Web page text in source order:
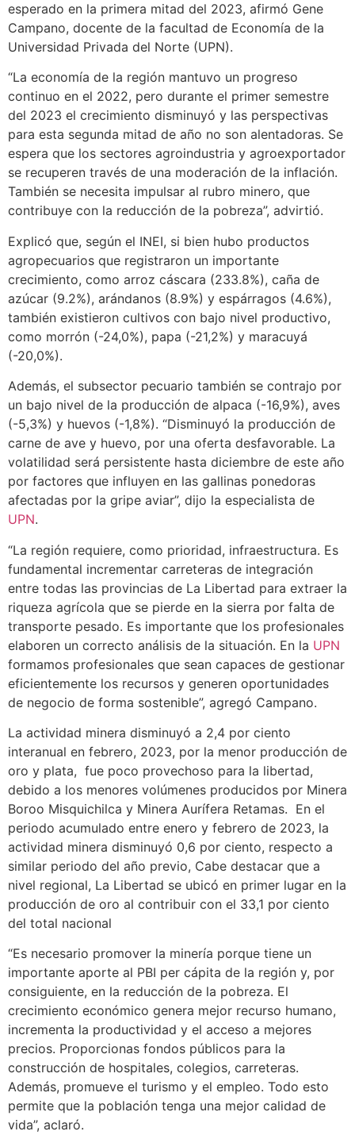
esperado en la primera mitad del 2023, afirmó Gene
Campano, docente de la facultad de Economía de la
Universidad Privada del Norte (UPN).
“La economía de la región mantuvo un progreso
continuo en el 2022, pero durante el primer semestre
del 2023 el crecimiento disminuyó y las perspectivas
para esta segunda mitad de año no son alentadoras. Se
espera que los sectores agroindustria y agroexportador
se recuperen través de una moderación de la inflación.
También se necesita impulsar al rubro minero, que
contribuye con la reducción de la pobreza”, advirtió.
Explicó que, según el INEI, si bien hubo productos
agropecuarios que registraron un importante
crecimiento, como arroz cáscara (233.8%), caña de
azúcar (9.2%), arándanos (8.9%) y espárragos (4.6%),
también existieron cultivos con bajo nivel productivo,
como morrón (-24,0%), papa (-21,2%) y maracuyá
(-20,0%).
Además, el subsector pecuario también se contrajo por
un bajo nivel de la producción de alpaca (-16,9%), aves
(-5,3%) y huevos (-1,8%). “Disminuyó la producción de
carne de ave y huevo, por una oferta desfavorable. La
volatilidad será persistente hasta diciembre de este año
por factores que influyen en las gallinas ponedoras
afectadas por la gripe aviar”, dijo la especialista de
UPN.
“La región requiere, como prioridad, infraestructura. Es
fundamental incrementar carreteras de integración
entre todas las provincias de La Libertad para extraer la
riqueza agrícola que se pierde en la sierra por falta de
transporte pesado. Es importante que los profesionales
elaboren un correcto análisis de la situación. En la UPN
formamos profesionales que sean capaces de gestionar
eficientemente los recursos y generen oportunidades
de negocio de forma sostenible”, agregó Campano.
La actividad minera disminuyó a 2,4 por ciento
interanual en febrero, 2023, por la menor producción de
oro y plata, fue poco provechoso para la libertad,
debido a los menores volúmenes producidos por Minera
Boroo Misquichilca y Minera Aurífera Retamas. En el
periodo acumulado entre enero y febrero de 2023, la
actividad minera disminuyó 0,6 por ciento, respecto a
similar periodo del año previo, Cabe destacar que a
nivel regional, La Libertad se ubicó en primer lugar en la
producción de oro al contribuir con el 33,1 por ciento
del total nacional
“Es necesario promover la minería porque tiene un
importante aporte al PBI per cápita de la región y, por
consiguiente, en la reducción de la pobreza. El
crecimiento económico genera mejor recurso humano,
incrementa la productividad y el acceso a mejores
precios. Proporcionas fondos públicos para la
construcción de hospitales, colegios, carreteras.
Además, promueve el turismo y el empleo. Todo esto
permite que la población tenga una mejor calidad de
vida”, aclaró.